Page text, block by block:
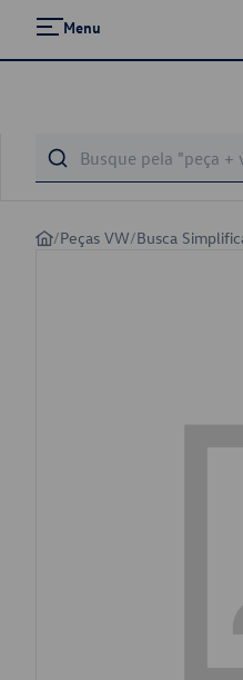
Menu
/Peças VW/Busca